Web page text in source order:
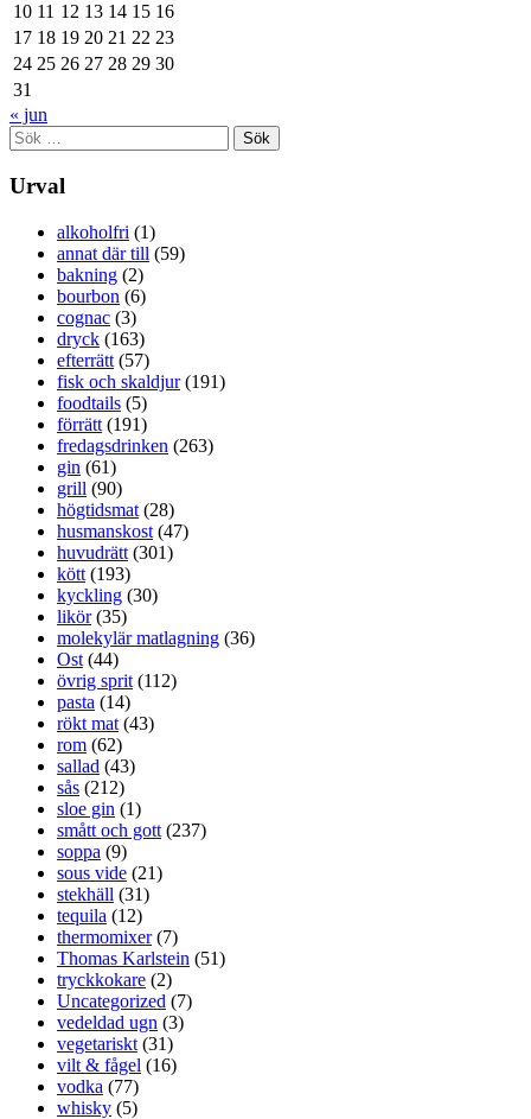
10 11 12 13 14 15 16
17 18 19 20 21 22 23
24 25 26 27 28 29 30
31
« jun
Sök
efter:
Urval
alkoholfri (1)
annat där till (59)
bakning (2)
bourbon (6)
cognac (3)
dryck (163)
efterrätt (57)
fisk och skaldjur(191)
foodtails (5)
förrätt (191)
fredagsdrinken (263)
gin (61)
grill (90)
högtidsmat (28)
husmanskost (47)
huvudrätt (301)
kött (193)
kyckling (30)
likör(35)
molekylär matlagning (36)
Ost (44)
övrig sprit (112)
pasta (14)
rökt mat (43)
rom (62)
sallad (43)
sås (212)
sloe gin (1)
smått och gott (237)
soppa (9)
sous vide (21)
stekhäll (31)
tequila (12)
thermomixer(7)
Thomas Karlstein (51)
tryckkokare (2)
Uncategorized (7)
vedeldad ugn (3)
vegetariskt (31)
vilt & fågel (16)
vodka (77)
whisky (5)